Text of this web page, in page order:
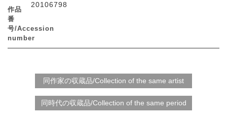
作品
番
号/Accession
number
20106798